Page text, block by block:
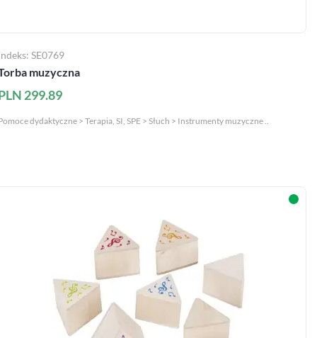
SE0769
muzyczna
299.89
dydaktyczne > Terapia, SI, SPE > Słuch > Instrumenty muzyczne ..